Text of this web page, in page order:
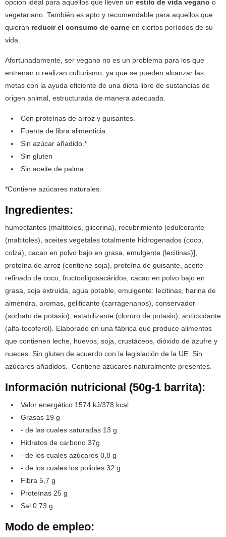
opción ideal para aquellos que lleven un estilo de vida vegano o
vegetariano. También es apto y recomendable para aquellos que
quieran reducir el consumo de carne en ciertos períodos de su
vida.
Afortunadamente, ser vegano no es un problema para los que
entrenan o realizan culturismo, ya que se pueden alcanzar las
metas con la ayuda eficiente de una dieta libre de sustancias de
origen animal, estructurada de manera adecuada.
Con proteínas de arroz y guisantes.
Fuente de fibra alimenticia.
Sin azúcar añadido.*
Sin gluten
Sin aceite de palma
*Contiene azúcares naturales.
Ingredientes:
humectantes (maltitoles, glicerina), recubrimiento [edulcorante
(maltitoles), aceites vegetales totalmente hidrogenados (coco,
colza), cacao en polvo bajo en grasa, emulgente (lecitinas)],
proteína de arroz (contiene soja), proteína de guisante, aceite
refinado de coco, fructooligosacáridos, cacao en polvo bajo en
grasa, soja extruida, agua potable, emulgente: lecitinas, harina de
almendra, aromas, gelificante (carragenanos), conservador
(sorbato de potasio), estabilizante (cloruro de potasio), antioxidante
(alfa-tocoferol). Elaborado en una fábrica que produce alimentos
que contienen leche, huevos, soja, crustáceos, dióxido de azufre y
nueces. Sin gluten de acuerdo con la legislación de la UE. Sin
azúcares añadidos. Contiene azúcares naturalmente presentes.
Información nutricional (50g-1 barrita):
Valor energético 1574 kJ/378 kcal
Grasas 19 g
- de las cuales saturadas 13 g
Hidratos de carbono 37g
- de los cuales azúcares 0,8 g
- de los cuales los polioles 32 g
Fibra 5,7 g
Proteínas 25 g
Sal 0,73 g
Modo de empleo: